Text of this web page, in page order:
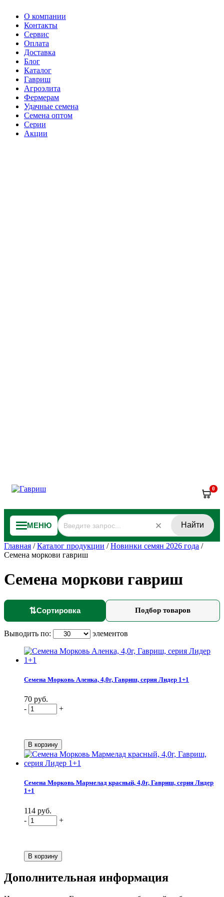
О компании
Контакты
Сервис
Оплата
Доставка
Блог
Каталог
Гавриш
Агроэлита
Фермерам
Удачные семена
Семена оптом
Серии
Акции
0
МЕНЮ Найти
Главная /Каталог продукции /Новинки семян 2026 года /
Семена моркови гавриш
Семена моркови гавриш
⇅Сортировка Подбор товаров
Выводить по: элементов
Семена Морковь Аленка, 4,0г, Гавриш, серия Лидер 1+1
70 руб.
-
+
Семена Морковь Мармелад красный, 4,0г, Гавриш, серия Лидер
1+1
114 руб.
-
+
Дополнительная информация